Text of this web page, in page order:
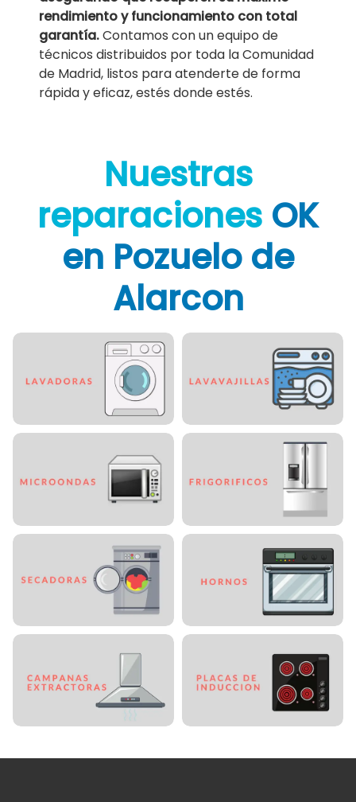
rendimiento y funcionamiento con total
garantía.Contamos con un equipo de
técnicos distribuidos por toda la Comunidad
de Madrid, listos para atenderte de forma
rápida y eficaz, estés donde estés.
Nuestras
reparaciones OK
en Pozuelo de
Alarcon